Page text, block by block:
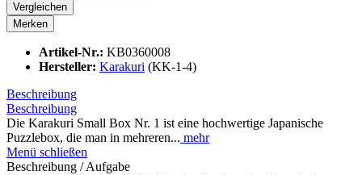
Vergleichen
Merken
Artikel-Nr.: KB0360008
Hersteller: Karakuri (KK-1-4)
Beschreibung
Beschreibung
Die Karakuri Small Box Nr. 1 ist eine hochwertige Japanische
Puzzlebox, die man in mehreren... mehr
Menü schließen
Beschreibung / Aufgabe